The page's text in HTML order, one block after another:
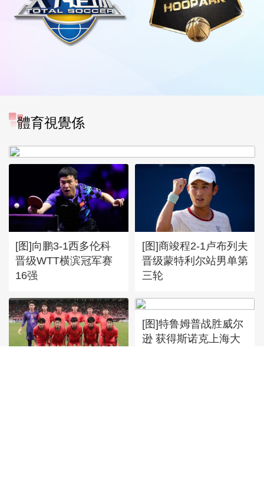
體育視覺係
[图]WTA1000多伦多站-张帅
[图]向鹏3-1西多伦科
晋级WTT横滨冠军赛
16强
[图]商竣程2-1卢布列夫
晋级蒙特利尔站男单第
三轮
[图]特鲁姆普战胜威尔
逊 获得斯诺克上海大